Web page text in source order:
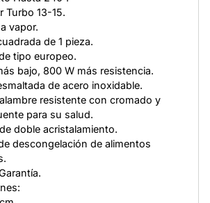
Turbo 13-15.
vapor.
de 1 pieza.
tipo europeo.
bajo, 800 W más resistencia.
de acero inoxidable.
alambre resistente con cromado y
para su salud.
doble acristalamiento.
descongelación de alimentos